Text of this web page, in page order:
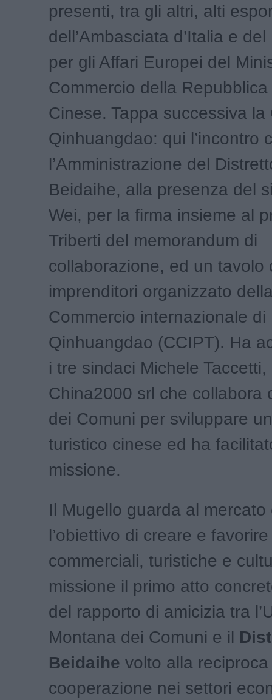
presenti, tra gli altri, alti
dell’Ambasciata d’Italia e
per gli Affari Europei del
Commercio della
Cinese. Tappa successiva la
Qinhuangdao: qui l’incontro
l’Amministrazione del
Beidaihe, alla presenza del
Wei, per la firma insieme al
Triberti del memorandum di
collaborazione, ed un tavolo
imprenditori organizzato
Commercio internazionale di
Qinhuangdao (CCIPT). Ha
i tre sindaci Michele Taccetti,
China2000 srl che collabora
dei Comuni per sviluppare
turistico cinese ed ha
missione.
Il Mugello guarda al
l’obiettivo di creare e
commerciali, turistiche e
missione il primo atto
del rapporto di amicizia tra
Montana dei Comuni e il
Beidaihe volto alla reciproca
cooperazione nei settori